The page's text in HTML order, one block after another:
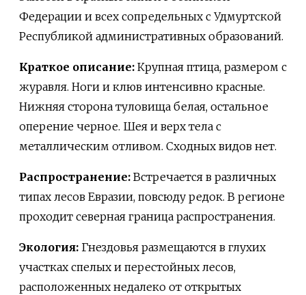
Федерации и всех сопредельных с Удмуртской
Республикой административных образований.
Краткое описание: Крупная птица, размером с
журавля. Ноги и клюв интенсивно красные.
Нижняя сторона туловища белая, остальное
оперение черное. Шея и верх тела с
металлическим отливом. Сходных видов нет.
Распространение: Встречается в различных
типах лесов Евразии, повсюду редок. В регионе
проходит северная граница распространения.
Экология: Гнездовья размещаются в глухих
участках спелых и перестойных лесов,
расположенных недалеко от открытых